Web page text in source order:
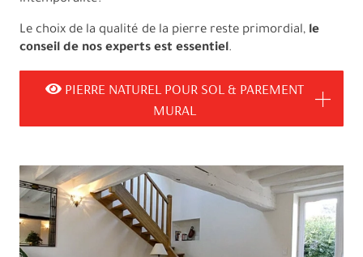
Le choix de la qualité de la pierre reste primordial, le
conseil de nos experts est essentiel.
PIERRE NATUREL POUR SOL & PAREMENT
MURAL